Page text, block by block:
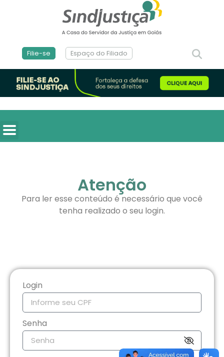
Filie-se Espaço do Filiado
Atenção
Para ler esse conteúdo é necessário que você
tenha realizado o seu login.
Login
Senha